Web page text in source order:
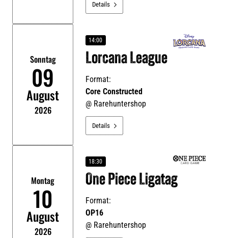
Details 
Sonntag
09
August
2026
14:00
Lorcana League
Format:
Core Constructed
@ Rarehuntershop
Details 
Montag
10
August
2026
18:30
One Piece Ligatag
Format:
OP16
@ Rarehuntershop